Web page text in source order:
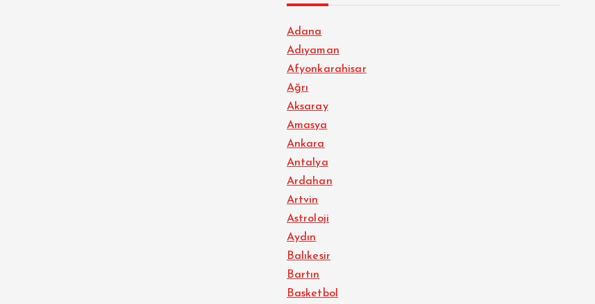
Adana
Adıyaman
Afyonkarahisar
Ağrı
Aksaray
Amasya
Ankara
Antalya
Ardahan
Artvin
Astroloji
Aydın
Balıkesir
Bartın
Basketbol